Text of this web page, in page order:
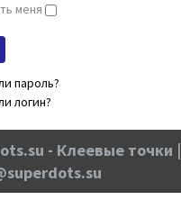
меня
пароль?
логин?
- Клеевые точки |